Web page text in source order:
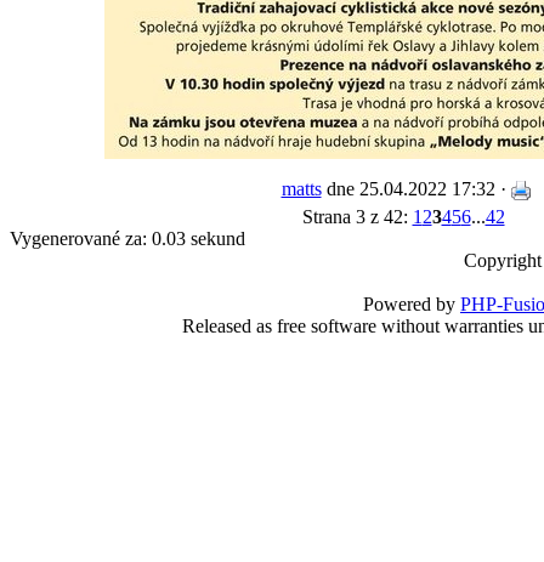
mattsdne 25.04.2022 17:32 ·
Strana 3 z 42: 1 23456...42
Vygenerované za: 0.03 sekund
Powered by PHP-
Released as free software without warranties